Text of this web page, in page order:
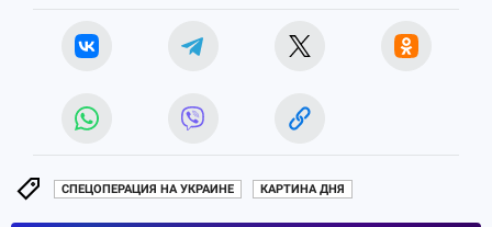
СПЕЦОПЕРАЦИЯ НА УКРАИНЕ КАРТИНА ДНЯ